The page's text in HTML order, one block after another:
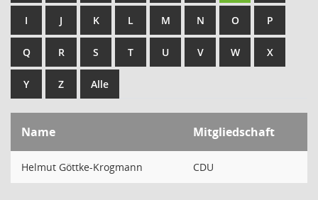
I J K L M N O P
Q R S T U V W X
Y Z Alle
Name Mitgliedschaft
Helmut Göttke-Krogmann CDU